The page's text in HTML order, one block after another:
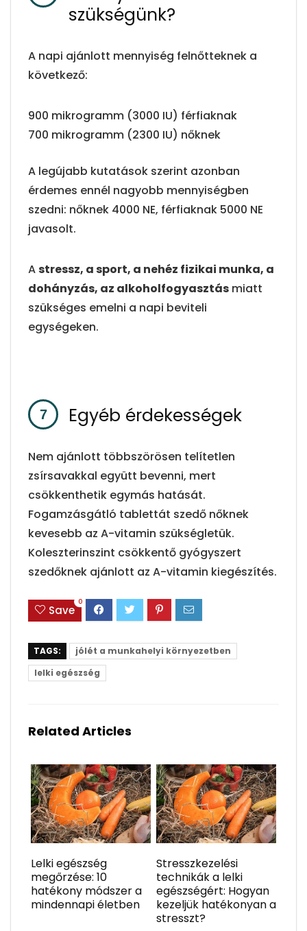
szükségünk?
A napi ajánlott mennyiség felnőtteknek a
következő:
900 mikrogramm (3000 IU) férfiaknak
700 mikrogramm (2300 IU) nőknek
A legújabb kutatások szerint azonban
érdemes ennél nagyobb mennyiségben
szedni: nőknek 4000 NE, férfiaknak 5000 NE
javasolt.
Astressz, a sport, a nehéz fizikai munka, a
dohányzás, az alkoholfogyasztás miatt
szükséges emelni a napi beviteli
egységeken.
Egyéb érdekességek
Nem ajánlott többszörösen telítetlen
zsírsavakkal együtt bevenni, mert
csökkenthetik egymás hatását.
Fogamzásgátló tablettát szedő nőknek
kevesebb az A-vitamin szükségletük.
Koleszterinszint csökkentő gyógyszert
szedőknek ajánlott az A-vitamin kiegészítés.
Save
0
TAGS:
jólét a munkahelyi környezetben
lelki egészség
Related Articles
Lelki egészség
megőrzése: 10
hatékony módszer a
mindennapi életben
Stresszkezelési
technikák a lelki
egészségért: Hogyan
kezeljük hatékonyan a
stresszt?